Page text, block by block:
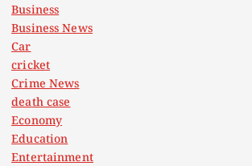
Business
Business News
Car
cricket
Crime News
death case
Economy
Education
Entertainment